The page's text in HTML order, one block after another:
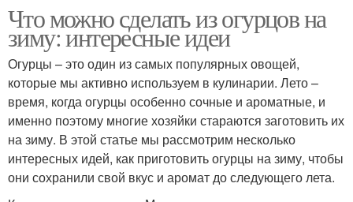
Что можно сделать из огурцов на
зиму: интересные идеи
Огурцы – это один из самых популярных овощей,
которые мы активно используем в кулинарии. Лето –
время, когда огурцы особенно сочные и ароматные, и
именно поэтому многие хозяйки стараются заготовить их
на зиму. В этой статье мы рассмотрим несколько
интересных идей, как приготовить огурцы на зиму, чтобы
они сохранили свой вкус и аромат до следующего лета.